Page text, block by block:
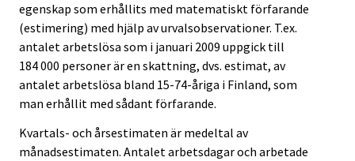
egenskap som erhållits med matematiskt förfarande
(estimering) med hjälp av urvalsobservationer. T.ex.
antalet arbetslösa som i januari 2009 uppgick till
184 000 personer är en skattning, dvs. estimat, av
antalet arbetslösa bland 15-74-åriga i Finland, som
man erhållit med sådant förfarande.
Kvartals- och årsestimaten är medeltal av
månadsestimaten. Antalet arbetsdagar och arbetade